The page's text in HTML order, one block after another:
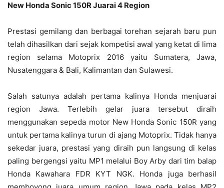
New Honda Sonic 150R Juarai 4 Region
Prestasi gemilang dan berbagai torehan sejarah baru pun
telah dihasilkan dari sejak kompetisi awal yang ketat di lima
region selama Motoprix 2016 yaitu Sumatera, Jawa,
Nusatenggara & Bali, Kalimantan dan Sulawesi.
Salah satunya adalah pertama kalinya Honda menjuarai
region Jawa. Terlebih gelar juara tersebut diraih
menggunakan sepeda motor New Honda Sonic 150R yang
untuk pertama kalinya turun di ajang Motoprix. Tidak hanya
sekedar juara, prestasi yang diraih pun langsung di kelas
paling bergengsi yaitu MP1 melalui Boy Arby dari tim balap
Honda Kawahara FDR KYT NGK. Honda juga berhasil